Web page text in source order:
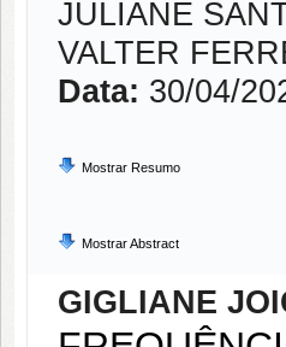
JULIANE
VALTER
Data: 30/04/
Mostrar Resumo
Mostrar Abstract
GIGLIANE